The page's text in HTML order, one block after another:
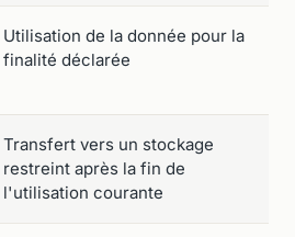
Utilisation de la donnée pour la
finalité déclarée
Transfert vers un stockage
restreint après la fin de
l'utilisation courante